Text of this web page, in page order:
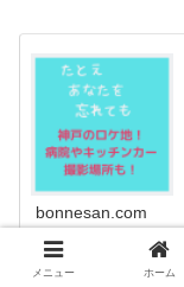
bonnesan.com
メニュー ホーム